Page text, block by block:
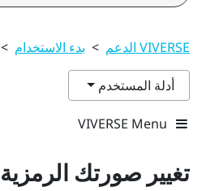
VIVERSE الدعم > بدء الاستخدام >
أدلة المستخدم
VIVERSE Menu
تغيير صورتك الرمزية